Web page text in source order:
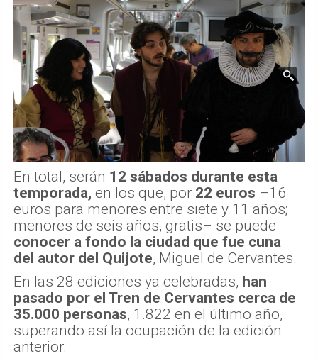
En total, serán 12 sábados durante esta
temporada, en los que, por 22 euros –16
euros para menores entre siete y 11 años;
menores de seis años, gratis– se puede
conocer a fondo la ciudad que fue cuna
del autor del Quijote, Miguel de Cervantes.
En las 28 ediciones ya celebradas, han
pasado por el Tren de Cervantes cerca de
35.000 personas, 1.822 en el último año,
superando así la ocupación de la edición
anterior.